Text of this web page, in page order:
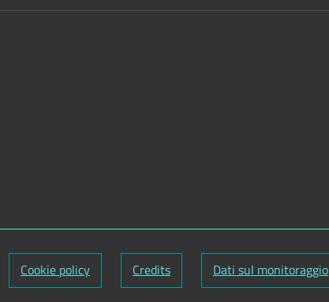
Cookie policy Credits Dati sul monitoraggio